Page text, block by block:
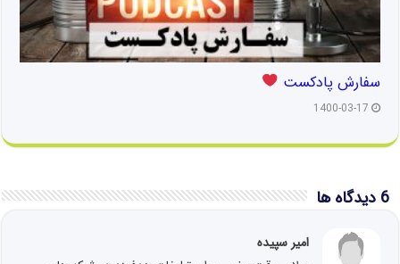
سفارش پادکست
1400-03-17
6 دیدگاه ها
امیر سپیده